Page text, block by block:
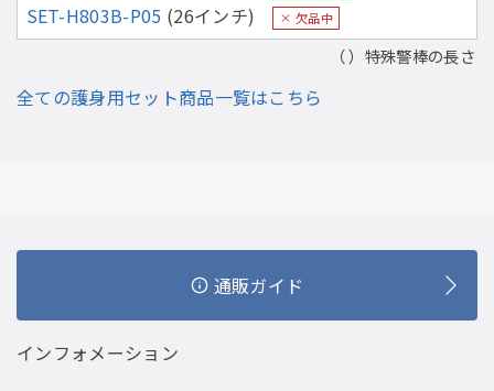
SET-H803B-P05 (26インチ) 欠品中
（ ）特殊警棒の長さ
全ての護身用セット商品一覧はこちら
通販ガイド
インフォメーション